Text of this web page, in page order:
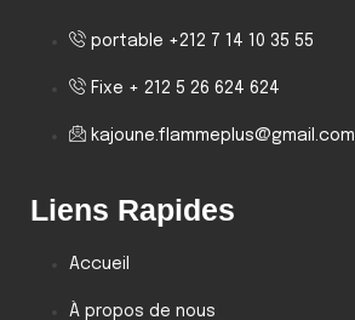
portable +212 7 14 10 35 55
Fixe + 212 5 26 624 624
kajoune.flammeplus@gmail.com
Liens Rapides
Accueil
À propos de nous